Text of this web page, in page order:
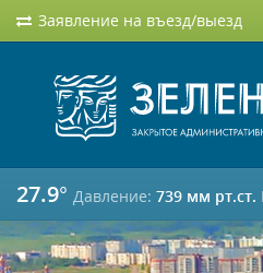
Заявление на въезд/выезд
27.9° Давление: 739 мм рт.ст.